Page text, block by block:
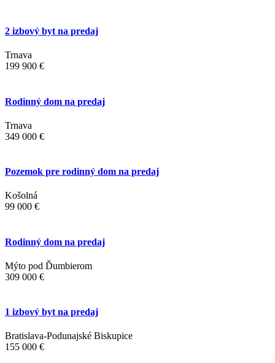
2 izbový byt na predaj
Trnava
199 900 €
Rodinný dom na predaj
Trnava
349 000 €
Pozemok pre rodinný dom na predaj
Košolná
99 000 €
Rodinný dom na predaj
Mýto pod Ďumbierom
309 000 €
1 izbový byt na predaj
Bratislava-Podunajské Biskupice
155 000 €